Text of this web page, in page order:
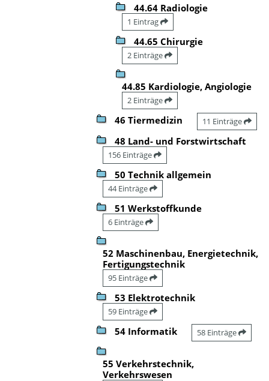
44.64 Radiologie
1 Eintrag
44.65 Chirurgie
2 Einträge
44.85 Kardiologie, Angiologie
2 Einträge
46 Tiermedizin 11 Einträge
48 Land- und Forstwirtschaft
156 Einträge
50 Technik allgemein
44 Einträge
51 Werkstoffkunde
6 Einträge
52 Maschinenbau, Energietechnik,
Fertigungstechnik
95 Einträge
53 Elektrotechnik
59 Einträge
54 Informatik 58 Einträge
55 Verkehrstechnik,
Verkehrswesen